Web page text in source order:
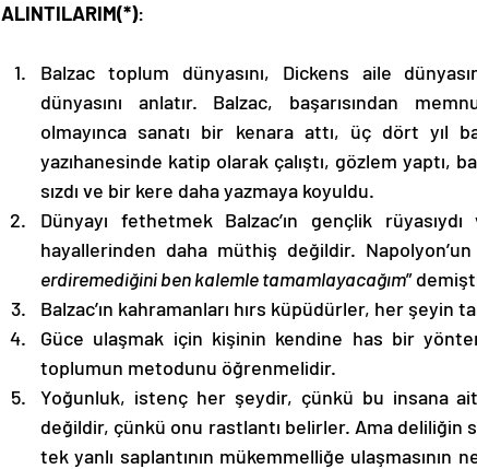
ALINTILARIM(*):
Balzac toplum dünyasını, Dickens aile
dünyasını anlatır. Balzac, başarısından
olmayınca sanatı bir kenara attı, üç dört yıl
yazıhanesinde katip olarak çalıştı, gözlem yaptı,
sızdı ve bir kere daha yazmaya koyuldu.
Dünyayı fethetmek Balzac’ın gençlik
hayallerinden daha müthiş değildir.
erdiremediğini ben kalemle tamamlayacağım”
Balzac’ın kahramanları hırs küpüdürler, her şeyin
Güce ulaşmak için kişinin kendine has bir
toplumun metodunu öğrenmelidir.
Yoğunluk, istenç her şeydir, çünkü bu insana
değildir, çünkü onu rastlantı belirler. Ama deliliğin
tek yanlı saplantının mükemmelliğe ulaşmasının